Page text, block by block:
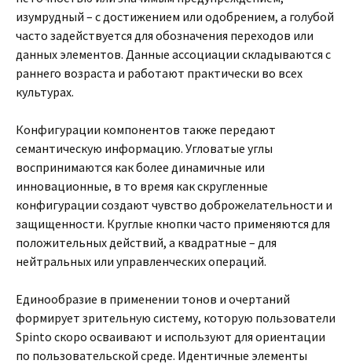
изумрудный – с достижением или одобрением, а голубой
часто задействуется для обозначения переходов или
данных элементов. Данные ассоциации складываются с
раннего возраста и работают практически во всех
культурах.
Конфигурации компонентов также передают
семантическую информацию. Угловатые углы
воспринимаются как более динамичные или
инновационные, в то время как скругленные
конфигурации создают чувство доброжелательности и
защищенности. Круглые кнопки часто применяются для
положительных действий, а квадратные – для
нейтральных или управленческих операций.
Единообразие в применении тонов и очертаний
формирует зрительную систему, которую пользователи
Spinto скоро осваивают и используют для ориентации
по пользовательской среде. Идентичные элементы